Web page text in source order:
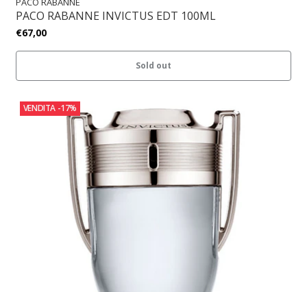
PACO RABANNE INVICTUS EDT 100ML
€67,00
Sold out
VENDITA -17%